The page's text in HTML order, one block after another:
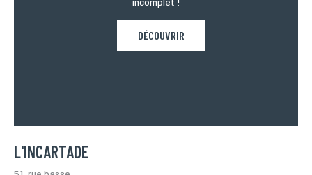
DÉCOUVRIR
L'INCARTADE